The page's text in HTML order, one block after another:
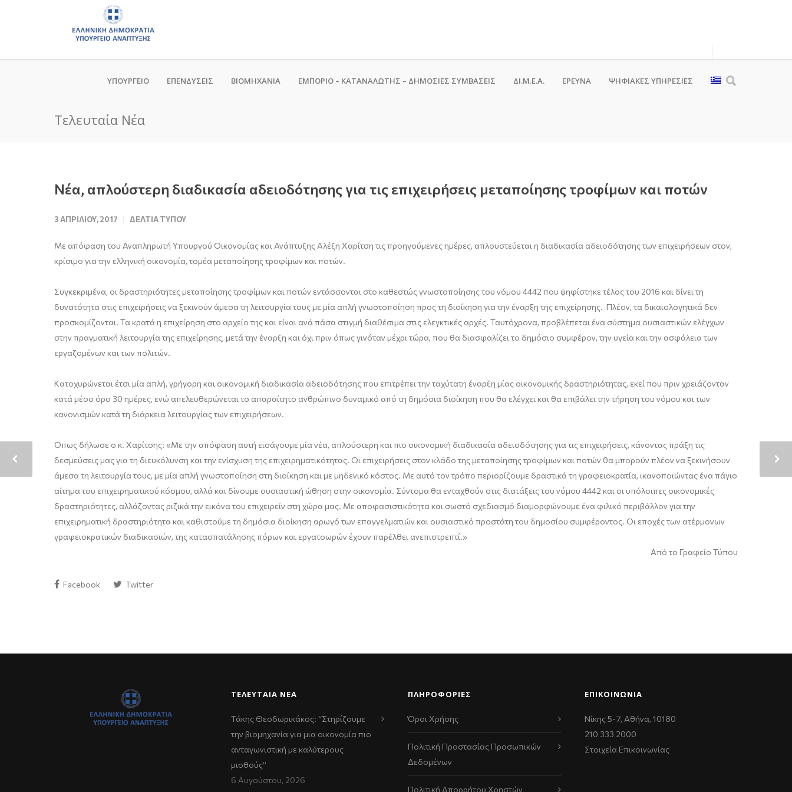
ΥΠΟΥΡΓΕΙΟ ΕΠΕΝΔΥΣΕΙΣ ΒΙΟΜΗΧΑΝΙΑ ΕΜΠΟΡΙΟ – ΚΑΤΑΝΑΛΩΤΗΣ – ΔΗΜΟΣΙΕΣ ΣΥΜΒΑΣΕΙΣ ΔΙ.Μ.Ε.Α. ΕΡΕΥΝΑ ΨΗΦΙΑΚΈΣ ΥΠΗΡΕΣΊΕΣ
Τελευταία Νέα
Νέα, απλούστερη διαδικασία αδειοδότησης για τις επιχειρήσεις μεταποίησης τροφίμων και ποτών
3 ΑΠΡΙΛΊΟΥ, 2017 ΔΕΛΤΊΑ ΤΎΠΟΥ
Με απόφαση του Αναπληρωτή Υπουργού Οικονομίας και Ανάπτυξης Αλέξη Χαρίτση τις προηγούμενες ημέρες, απλουστεύεται η διαδικασία αδειοδότησης των επιχειρήσεων στον,
κρίσιμο για την ελληνική οικονομία, τομέα μεταποίησης τροφίμων και ποτών.
Συγκεκριμένα, οι δραστηριότητες μεταποίησης τροφίμων και ποτών εντάσσονται στο καθεστώς γνωστοποίησης του νόμου 4442 που ψηφίστηκε τέλος του 2016 και δίνει τη
δυνατότητα στις επιχειρήσεις να ξεκινούν άμεσα τη λειτουργία τους με μία απλή γνωστοποίηση προς τη διοίκηση για την έναρξη της επιχείρησης. Πλέον, τα δικαιολογητικά δεν
προσκομίζονται. Τα κρατά η επιχείρηση στο αρχείο της και είναι ανά πάσα στιγμή διαθέσιμα στις ελεγκτικές αρχές. Ταυτόχρονα, προβλέπεται ένα σύστημα ουσιαστικών ελέγχων
στην πραγματική λειτουργία της επιχείρησης, μετά την έναρξη και όχι πριν όπως γινόταν μέχρι τώρα, που θα διασφαλίζει το δημόσιο συμφέρον, την υγεία και την ασφάλεια των
εργαζομένων και των πολιτών.
Κατοχυρώνεται έτσι μία απλή, γρήγορη και οικονομική διαδικασία αδειοδότησης που επιτρέπει την ταχύτατη έναρξη μίας οικονομικής δραστηριότητας, εκεί που πριν χρειάζονταν
κατά μέσο όρο 30 ημέρες, ενώ απελευθερώνεται το απαραίτητο ανθρώπινο δυναμικό από τη δημόσια διοίκηση που θα ελέγχει και θα επιβάλει την τήρηση του νόμου και των
κανονισμών κατά τη διάρκεια λειτουργίας των επιχειρήσεων.
Όπως δήλωσε ο κ. Χαρίτσης: «Με την απόφαση αυτή εισάγουμε μία νέα, απλούστερη και πιο οικονομική διαδικασία αδειοδότησης για τις επιχειρήσεις, κάνοντας πράξη τις
δεσμεύσεις μας για τη διευκόλυνση και την ενίσχυση της επιχειρηματικότητας. Οι επιχειρήσεις στον κλάδο της μεταποίησης τροφίμων και ποτών θα μπορούν πλέον να ξεκινήσουν
άμεσα τη λειτουργία τους, με μία απλή γνωστοποίηση στη διοίκηση και με μηδενικό κόστος. Με αυτό τον τρόπο περιορίζουμε δραστικά τη γραφειοκρατία, ικανοποιώντας ένα πάγιο
αίτημα του επιχειρηματικού κόσμου, αλλά και δίνουμε ουσιαστική ώθηση στην οικονομία. Σύντομα θα ενταχθούν στις διατάξεις του νόμου 4442 και οι υπόλοιπες οικονομικές
δραστηριότητες, αλλάζοντας ριζικά την εικόνα του επιχειρείν στη χώρα μας. Με αποφασιστικότητα και σωστό σχεδιασμό διαμορφώνουμε ένα φιλικό περιβάλλον για την
επιχειρηματική δραστηριότητα και καθιστούμε τη δημόσια διοίκηση αρωγό των επαγγελματιών και ουσιαστικό προστάτη του δημοσίου συμφέροντος. Οι εποχές των ατέρμονων
γραφειοκρατικών διαδικασιών, της κατασπατάλησης πόρων και εργατοωρών έχουν παρέλθει ανεπιστρεπτί.»
Από το Γραφείο Τύπου
Facebook Twitter
ΤΕΛΕΥΤΑΊΑ ΝΈΑ
Τάκης Θεοδωρικάκος: “Στηρίζουμε
την βιομηχανία για μια οικονομία πιο
ανταγωνιστική με καλύτερους
μισθούς”
6 Αυγούστου, 2026
ΠΛΗΡΟΦΟΡΙΕΣ
Όροι Χρήσης
Πολιτική Προστασίας Προσωπικών
Δεδομένων
Πολιτική Απορρήτου Χρηστών
ΕΠΙΚΟΙΝΩΝΊΑ
Νίκης 5-7, Αθήνα, 10180
210 333 2000
Στοιχεία Επικοινωνίας